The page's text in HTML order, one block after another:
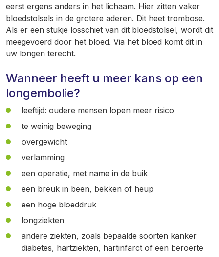
eerst ergens anders in het lichaam. Hier zitten vaker
bloedstolsels in de grotere aderen. Dit heet trombose.
Als er een stukje losschiet van dit bloedstolsel, wordt dit
meegevoerd door het bloed. Via het bloed komt dit in
uw longen terecht.
Wanneer heeft u meer kans op een
longembolie?
leeftijd: oudere mensen lopen meer risico
te weinig beweging
overgewicht
verlamming
een operatie, met name in de buik
een breuk in been, bekken of heup
een hoge bloeddruk
longziekten
andere ziekten, zoals bepaalde soorten kanker,
diabetes, hartziekten, hartinfarct of een beroerte